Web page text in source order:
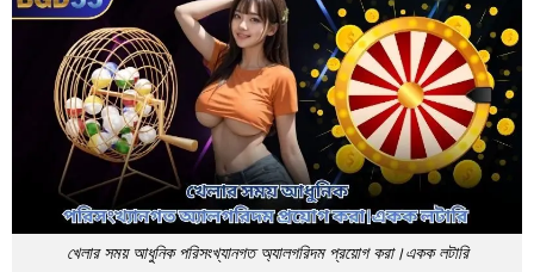
খেলার সময় আধুনিক পরিসংখ্যানগত অ্যালগরিদম প্রয়োগ করা।একক লটারি